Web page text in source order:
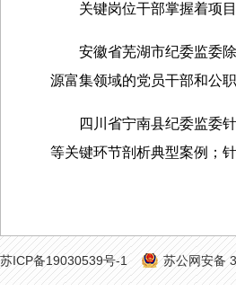
关键岗位干部掌握着项目
安徽省芜湖市纪委监委除
源富集领域的党员干部和公
四川省宁南县纪委监委针
等关键环节剖析典型案例；
苏ICP备19030539号-1 苏公网安备